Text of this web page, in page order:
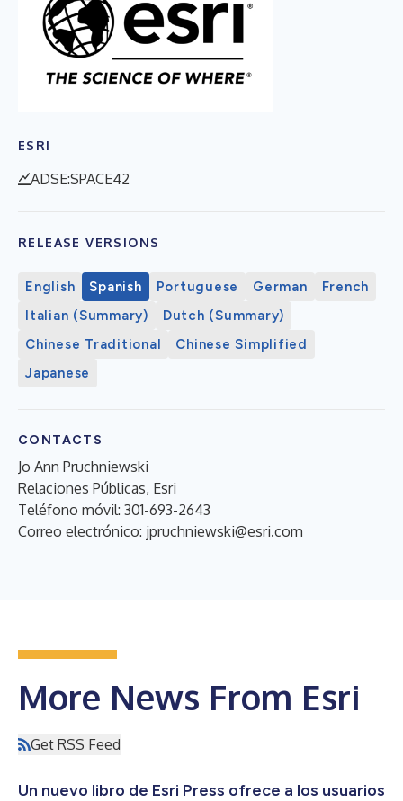
ESRI
ADSE:SPACE42
RELEASE VERSIONS
English Spanish Portuguese German
French
Italian (Summary)
Dutch (Summary)
Chinese Traditional
Chinese Simplified
Japanese
CONTACTS
Jo Ann Pruchniewski
Relaciones Públicas, Esri
Teléfono móvil: 301-693-2643
Correo electrónico: jpruchniewski@esri.com
More News From Esri
Get RSS Feed
Un nuevo libro de Esri Press ofrece a los usuarios